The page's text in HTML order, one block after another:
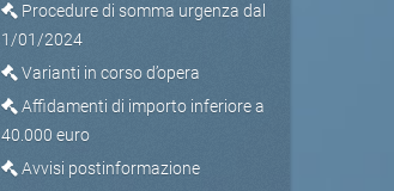
Procedure di somma urgenza dal
1/01/2024
Varianti in corso d’opera
Affidamenti di importo inferiore a
40.000 euro
Avvisi postinformazione